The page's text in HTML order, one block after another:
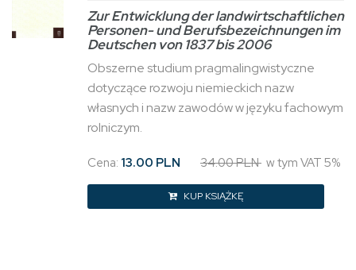
Zur Entwicklung der landwirtschaftlichen
Personen- und Berufsbezeichnungen im
Deutschen von 1837 bis 2006
Obszerne studium pragmalingwistyczne
dotyczące rozwoju niemieckich nazw
własnych i nazw zawodów w języku fachowym
rolniczym.
Cena: 13.00 PLN 34.00 PLN w tym VAT 5%
KUP KSIĄŻKĘ